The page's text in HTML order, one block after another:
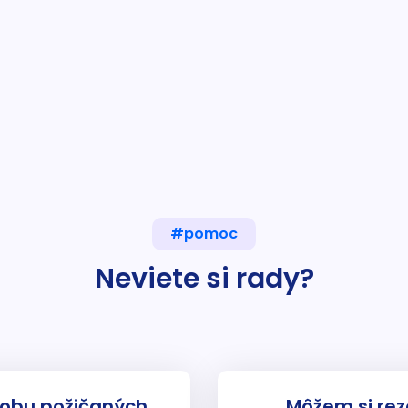
#pomoc
Neviete si rady?